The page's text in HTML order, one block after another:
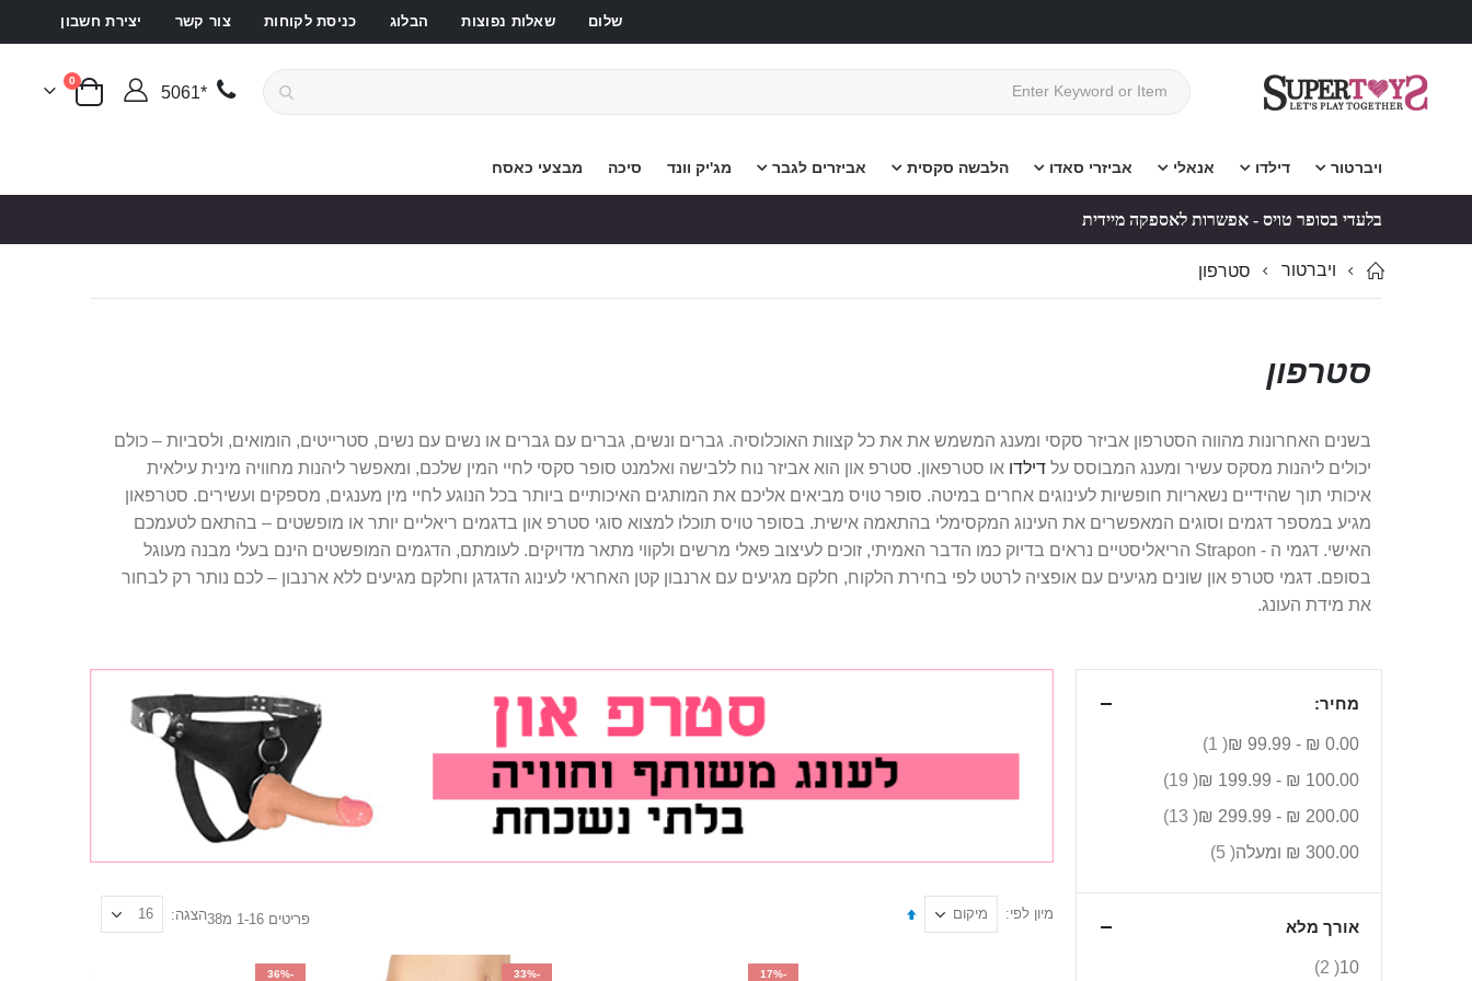
שלום שאלות נפוצות הבלוג כניסת לקוחות צור קשר יצירת חשבון
*5061
סל קניות
0פריטים
ויברטור דילדו אנאלי אביזרי סאדו הלבשה סקסית אביזרים לגבר מג'יק וונד סיכה מבצעי כאסח
בלעדי בסופר טויס - אפשרות לאספקה מיידית
ויברטור סטרפון
סטרפון
בשנים האחרונות מהווה הסטרפון אביזר סקסי ומענג המשמש את את כל קצוות האוכלוסיה. גברים ונשים, גברים עם גברים או נשים עם נשים, סטרייטים, הומואים, ולסביות – כולם
יכולים ליהנות מסקס עשיר ומענג המבוסס על דילדו או סטרפאון. סטרפ און הוא אביזר נוח ללבישה ואלמנט סופר סקסי לחיי המין שלכם, ומאפשר ליהנות מחוויה מינית עילאית
איכותי תוך שהידיים נשאריות חופשיות לעינוגים אחרים במיטה. סופר טויס מביאים אליכם את המותגים האיכותיים ביותר בכל הנוגע לחיי מין מענגים, מספקים ועשירים. סטרפאון
מגיע במספר דגמים וסוגים המאפשרים את העינוג המקסימלי בהתאמה אישית. בסופר טויס תוכלו למצוא סוגי סטרפ און בדגמים ריאליים יותר או מופשטים – בהתאם לטעמכם
האישי. דגמי ה - Strapon הריאליסטיים נראים בדיוק כמו הדבר האמיתי, זוכים לעיצוב פאלי מרשים ולקווי מתאר מדויקים. לעומתם, הדגמים המופשטים הינם בעלי מבנה מעוגל
בסופם. דגמי סטרפ און שונים מגיעים עם אופציה לרטט לפי בחירת הלקוח, חלקם מגיעים עם ארנבון קטן האחראי לעינוג הדגדגן וחלקם מגיעים ללא ארנבון – לכם נותר רק לבחור
את מידת העונג.
מיון לפי פריטים 1-16 מ38הצגה
-17%
-33%
-36%
מחיר:
0.00 ₪
-
99.99 ₪
פריט
100.00 ₪
-
199.99 ₪
פריטים
200.00 ₪
-
299.99 ₪
פריטים
300.00 ₪
ומעלה פריטים
אורך מלא
10
פריטים